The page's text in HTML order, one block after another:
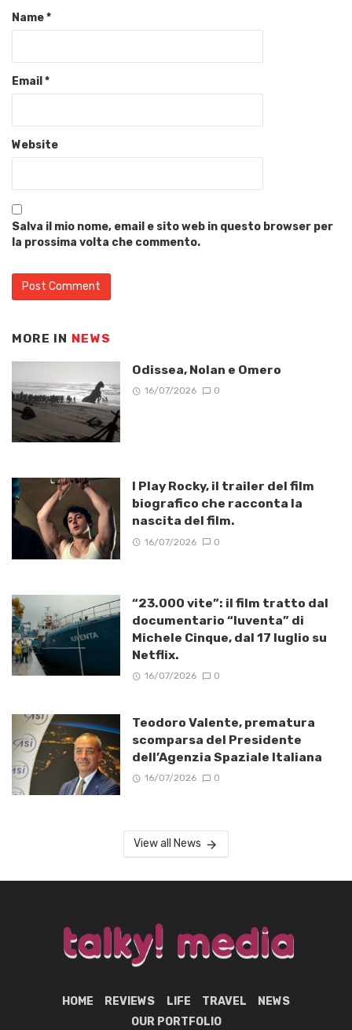
Name*
Email *
Website
Salva il mio nome, email e sito web in questo browser per
la prossima volta che commento.
MORE IN NEWS
Odissea, Nolan e Omero
16/07/2026 0
I Play Rocky, il trailer del film
biografico che racconta la
nascita del film.
16/07/2026 0
“23.000 vite”: il film tratto dal
documentario “Iuventa” di
Michele Cinque, dal 17 luglio su
Netflix.
16/07/2026 0
Teodoro Valente, prematura
scomparsa del Presidente
dell’Agenzia Spaziale Italiana
16/07/2026 0
View all News
HOME REVIEWS LIFE TRAVEL
NEWS
OUR PORTFOLIO